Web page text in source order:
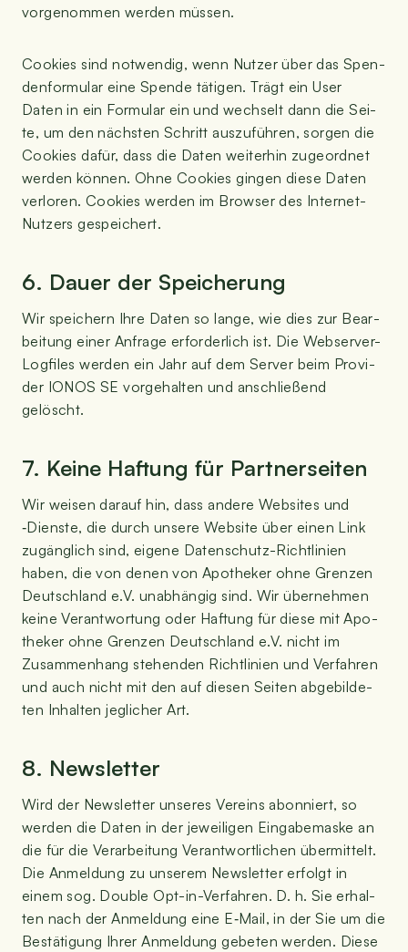
vor­ge­nom­men wer­den müssen.
Coo­kies sind not­wen­dig, wenn Nut­zer über das Spen­
den­for­mu­lar eine Spen­de täti­gen. Trägt ein User
Daten in ein For­mu­lar ein und wech­selt dann die Sei­
te, um den nächs­ten Schritt aus­zu­füh­ren, sor­gen die
Coo­kies dafür, dass die Daten wei­ter­hin zuge­ord­net
wer­den kön­nen. Ohne Coo­kies gin­gen die­se Daten
ver­lo­ren. Coo­kies wer­den im Brow­ser des Inter­net-
Nut­zers gespeichert.
6. Dau­er der Speicherung
Wir spei­chern Ihre Daten so lan­ge, wie dies zur Bear­
bei­tung einer Anfra­ge erfor­der­lich ist. Die Web­ser­ver-
Log­files wer­den ein Jahr auf dem Ser­ver beim Pro­vi­
der IONOS SE vor­ge­hal­ten und anschlie­ßend
gelöscht.
7. Kei­ne Haf­tung für Partnerseiten
Wir wei­sen dar­auf hin, dass ande­re Web­sites und
‑Diens­te, die durch unse­re Web­site über einen Link
zugäng­lich sind, eige­ne Daten­schutz-Richt­li­ni­en
haben, die von denen von Apo­the­ker ohne Gren­zen
Deutsch­land e.V. unab­hän­gig sind. Wir über­neh­men
kei­ne Ver­ant­wor­tung oder Haf­tung für die­se mit Apo­
the­ker ohne Gren­zen Deutsch­land e.V. nicht im
Zusam­men­hang ste­hen­den Richt­li­ni­en und Ver­fah­ren
und auch nicht mit den auf die­sen Sei­ten abge­bil­de­
ten Inhal­ten jeg­li­cher Art.
8. News­let­ter
Wird der News­let­ter unse­res Ver­eins abon­niert, so
wer­den die Daten in der jewei­li­gen Ein­ga­be­mas­ke an
die für die Ver­ar­bei­tung Ver­ant­wort­li­chen über­mit­telt.
Die Anmel­dung zu unse­rem News­let­ter erfolgt in
einem sog. Dou­ble Opt-in-Ver­fah­ren. D. h. Sie erhal­
ten nach der Anmel­dung eine E‑Mail, in der Sie um die
Bestä­ti­gung Ihrer Anmel­dung gebe­ten wer­den. Die­se